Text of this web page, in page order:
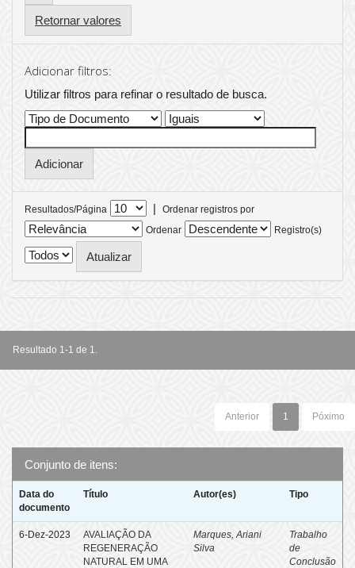
Retornar valores
Adicionar filtros:
Utilizar filtros para refinar o resultado de busca.
Resultados/Página |
Ordenar registros por
Ordenar
Registro(s)
Resultado 1-1 de 1.
Anterior 1 Póximo
Conjunto de itens:
Data do
documento
Título Autor(es) Tipo
6-Dez-2023
AVALIAÇÃO DA
REGENERAÇÃO
NATURAL EM UMA
Marques, Ariani
Silva
Trabalho
de
Conclusão